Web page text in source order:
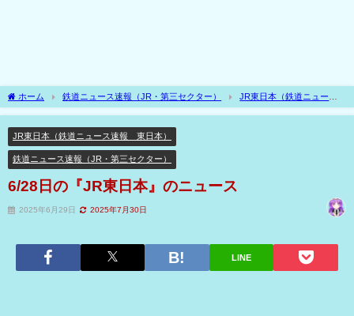
ホーム 鉄道ニュース速報（JR・第三セクター）
JR東日本（鉄道ニュース
速報 東日本）
6/28日の『JR東日本』のニュース
JR東日本（鉄道ニュース速報 東日本）
鉄道ニュース速報（JR・第三セクター）
6/28日の『JR東日本』のニュース
2025年6月29日 2025年7月30日
LINE